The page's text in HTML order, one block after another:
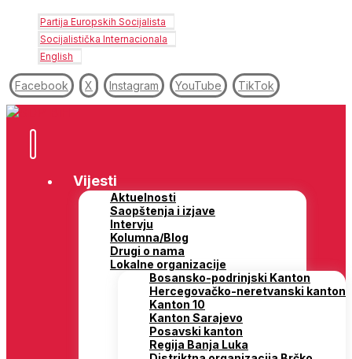
Partija Europskih Socijalista
Socijalistička Internacionala
English
Facebook X Instagram YouTube TikTok
Vijesti
Aktuelnosti
Saopštenja i izjave
Intervju
Kolumna/Blog
Drugi o nama
Lokalne organizacije
Bosansko-podrinjski Kanton
Hercegovačko-neretvanski kanton
Kanton 10
Kanton Sarajevo
Posavski kanton
Regija Banja Luka